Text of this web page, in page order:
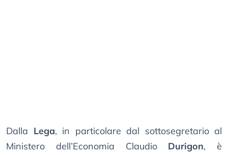
Dalla Lega, in particolare dal sottosegretario al
Ministero dell’Economia Claudio Durigon, è